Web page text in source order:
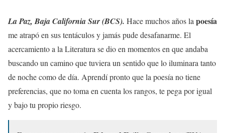
La Paz, Baja California Sur (BCS). Hace muchos años la poesía
me atrapó en sus tentáculos y jamás pude desafanarme. El
acercamiento a la Literatura se dio en momentos en que andaba
buscando un camino que tuviera un sentido que lo iluminara tanto
de noche como de día. Aprendí pronto que la poesía no tiene
preferencias, que no toma en cuenta los rangos, te pega por igual
y bajo tu propio riesgo.